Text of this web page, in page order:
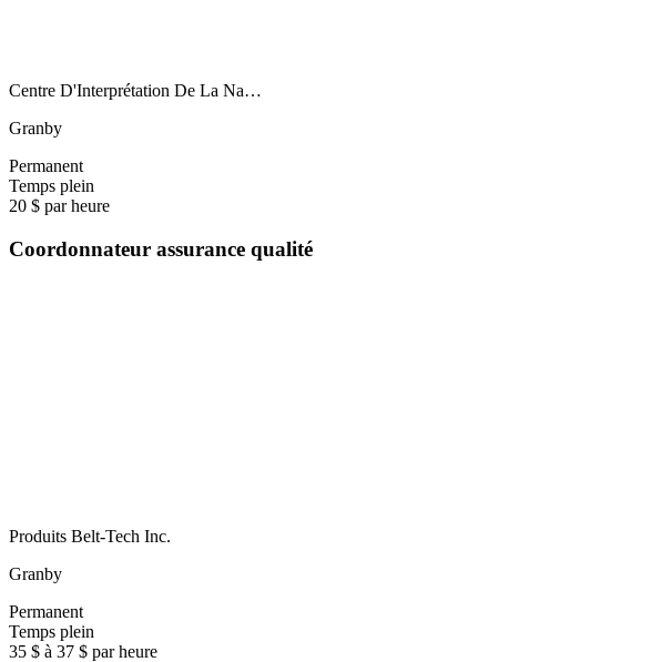
Centre D'Interprétation De La Na…
Granby
Permanent
Temps plein
20 $ par heure
Coordonnateur assurance qualité
Produits Belt-Tech Inc.
Granby
Permanent
Temps plein
35 $ à 37 $ par heure